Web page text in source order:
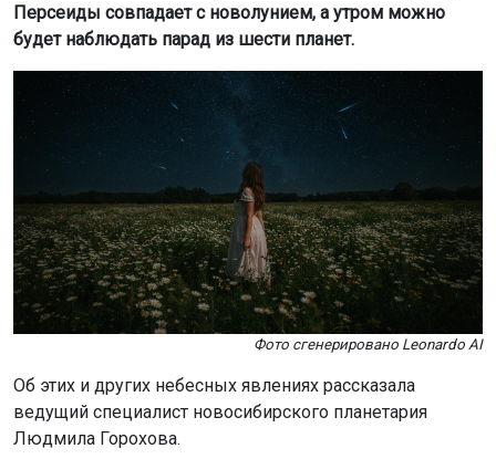
Персеиды совпадает с новолунием, а утром можно
будет наблюдать парад из шести планет.
Фото сгенерировано Leonardo AI
Об этих и других небесных явлениях рассказала
ведущий специалист новосибирского планетария
Людмила Горохова.